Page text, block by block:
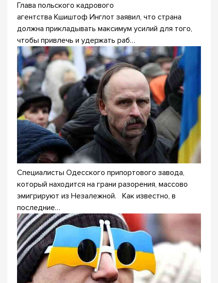
Глава польского кадрового
агентства Кшиштоф Инглот заявил, что страна
должна прикладывать максимум усилий для того,
чтобы привлечь и удержать раб…
Специалисты Одесского припортового завода,
который находится на грани разорения, массово
эмигрируют из Незалежной. Как известно, в
последние…